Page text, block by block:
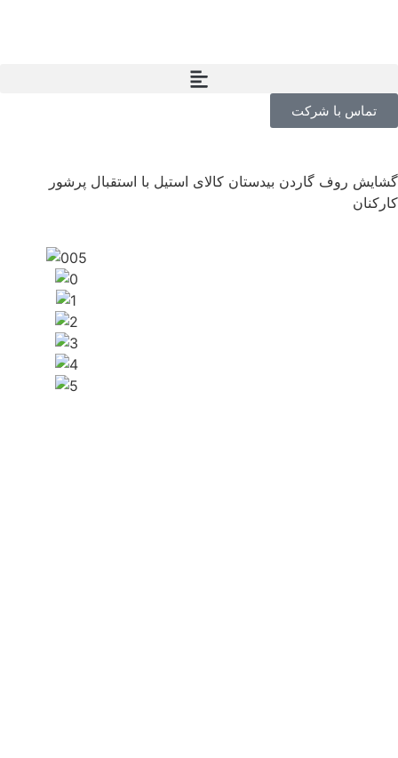
تماس با شرکت
گشایش روف گاردن بیدستان کالای استیل با استقبال پرشور
کارکنان